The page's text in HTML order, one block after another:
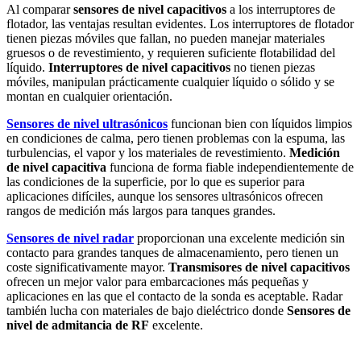
Al compararsensores de nivel capacitivos a los interruptores de
flotador, las ventajas resultan evidentes. Los interruptores de flotador
tienen piezas móviles que fallan, no pueden manejar materiales
gruesos o de revestimiento, y requieren suficiente flotabilidad del
líquido. Interruptores de nivel capacitivos no tienen piezas
móviles, manipulan prácticamente cualquier líquido o sólido y se
montan en cualquier orientación.
Sensores de nivel ultrasónicos funcionan bien con líquidos limpios
en condiciones de calma, pero tienen problemas con la espuma, las
turbulencias, el vapor y los materiales de revestimiento. Medición
de nivel capacitiva funciona de forma fiable independientemente de
las condiciones de la superficie, por lo que es superior para
aplicaciones difíciles, aunque los sensores ultrasónicos ofrecen
rangos de medición más largos para tanques grandes.
Sensores de nivel radar proporcionan una excelente medición sin
contacto para grandes tanques de almacenamiento, pero tienen un
coste significativamente mayor. Transmisores de nivel capacitivos
ofrecen un mejor valor para embarcaciones más pequeñas y
aplicaciones en las que el contacto de la sonda es aceptable. Radar
también lucha con materiales de bajo dieléctrico donde Sensores de
nivel de admitancia de RF excelente.